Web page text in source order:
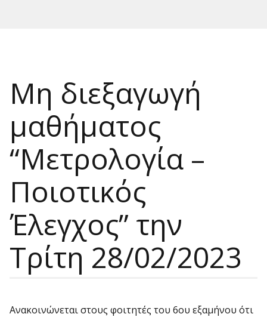
Μη διεξαγωγή
μαθήματος
“Μετρολογία –
Ποιοτικός
Έλεγχος” την
Τρίτη 28/02/2023
Ανακοινώνεται στους φοιτητές του 6ου εξαμήνου ότι